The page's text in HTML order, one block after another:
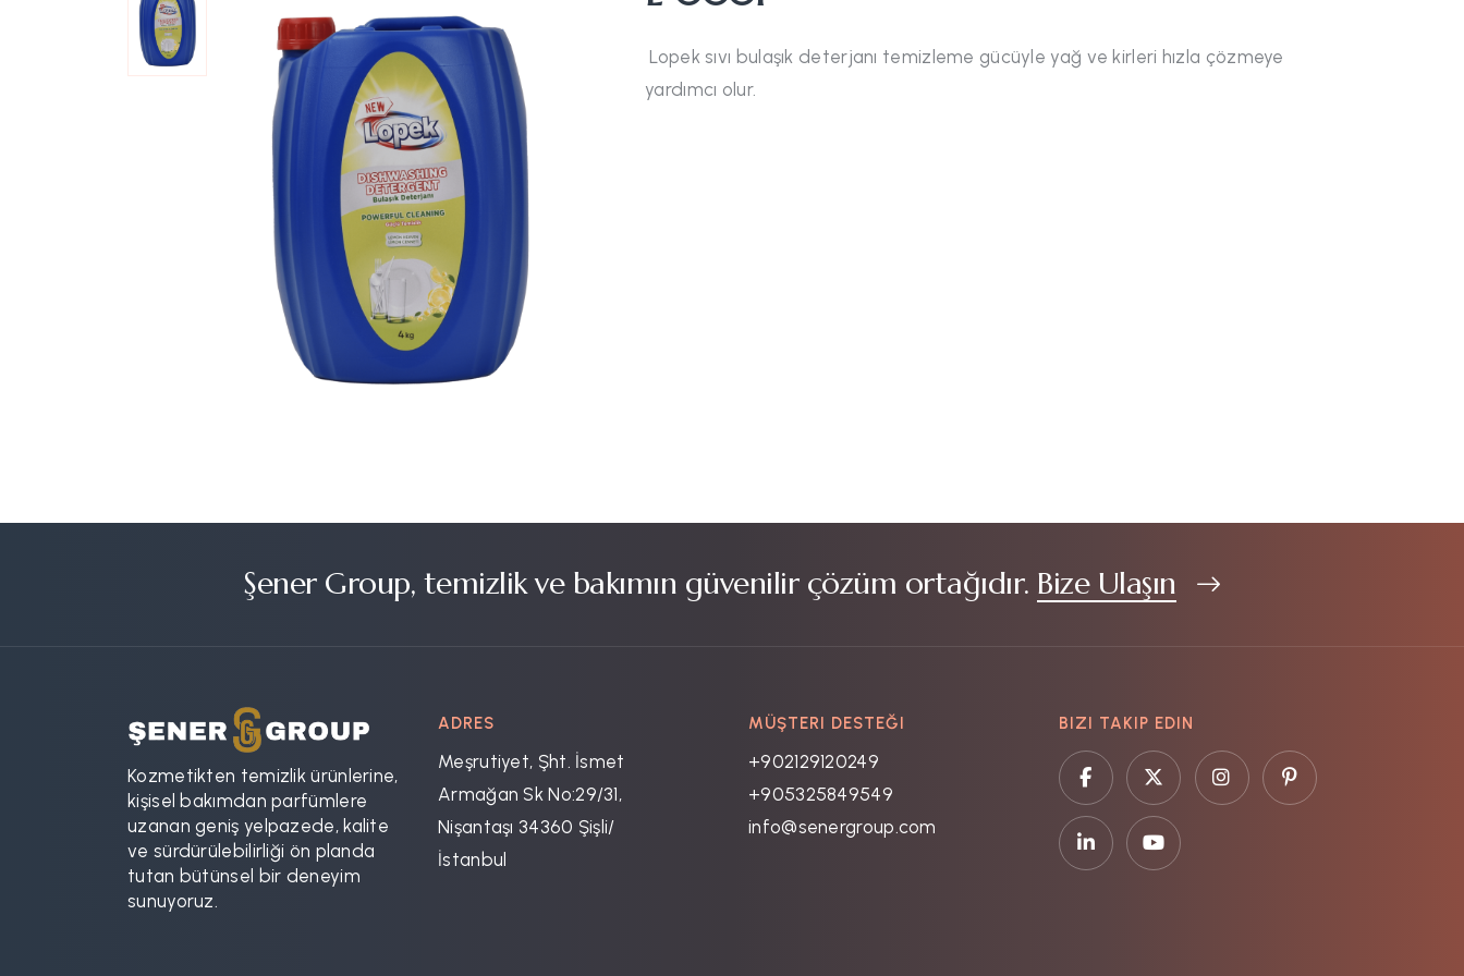
Lopek sıvı bulaşık deterjanı temizleme gücüyle yağ ve kirleri hızla çözmeye
yardımcı olur.
Şener Group, temizlik ve bakımın güvenilir çözüm ortağıdır. Bize Ulaşın
Kozmetikten temizlik ürünlerine,
kişisel bakımdan parfümlere
uzanan geniş yelpazede, kalite
ve sürdürülebilirliği ön planda
tutan bütünsel bir deneyim
sunuyoruz.
ADRES
Meşrutiyet, Şht. İsmet
Armağan Sk No:29/31,
Nişantaşı 34360 Şişli/
İstanbul
MÜŞTERI DESTEĞI
+902129120249
+905325849549
info@senergroup.com
BIZI TAKIP EDIN